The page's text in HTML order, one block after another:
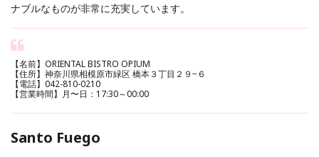
ナブルなものが非常に充実しています。
【名前】ORIENTAL BISTRO OPIUM
【住所】神奈川県相模原市緑区 橋本３丁目２９−６
【電話】042-810-0210
【営業時間】月〜日：17:30～00:00
Santo Fuego